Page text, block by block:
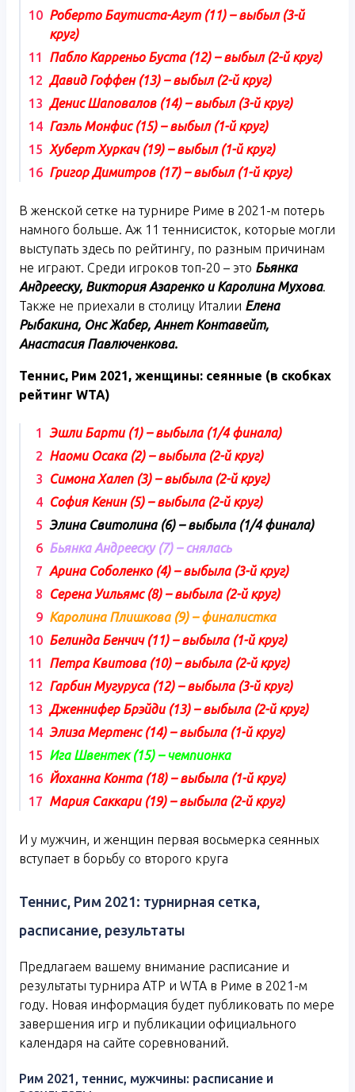
Роберто Баутиста-Агут (11) – выбыл (3-й
круг)
Пабло Карреньо Буста (12) – выбыл (2-й круг)
Давид Гоффен (13) – выбыл (2-й круг)
Денис Шаповалов (14) – выбыл (3-й круг)
Гаэль Монфис (15) – выбыл (1-й круг)
Хуберт Хуркач (19) – выбыл (1-й круг)
Григор Димитров (17) – выбыл (1-й круг)
В женской сетке на турнире Риме в 2021-м потерь
намного больше. Аж 11 теннисисток, которые могли
выступать здесь по рейтингу, по разным причинам
не играют. Среди игроков топ-20 – это Бьянка
Андрееску, Виктория Азаренко и Каролина Мухова.
Также не приехали в столицу Италии Елена
Рыбакина, Онс Жабер, Аннет Контавейт,
Анастасия Павлюченкова.
Теннис, Рим 2021, женщины: сеянные (в скобках
рейтинг WTA)
Эшли Барти (1) – выбыла (1/4 финала)
Наоми Осака (2) – выбыла (2-й круг)
Симона Халеп (3) – выбыла (2-й круг)
София Кенин (5) – выбыла (2-й круг)
Элина Свитолина (6) – выбыла (1/4 финала)
Бьянка Андрееску (7) – снялась
Арина Соболенко (4) – выбыла (3-й круг)
Серена Уильямс (8) – выбыла (2-й круг)
Каролина Плишкова (9) – финалистка
Белинда Бенчич (11) – выбыла (1-й круг)
Петра Квитова (10) – выбыла (2-й круг)
Гарбин Мугуруса (12) – выбыла (3-й круг)
Дженнифер Брэйди (13) – выбыла (2-й круг)
Элиза Мертенс (14) – выбыла (1-й круг)
Ига Швентек (15) – чемпионка
Йоханна Конта (18) – выбыла (1-й круг)
Мария Саккари (19) – выбыла (2-й круг)
И у мужчин, и женщин первая восьмерка сеянных
вступает в борьбу со второго круга
Теннис, Рим 2021: турнирная сетка,
расписание, результаты
Предлагаем вашему внимание расписание и
результаты турнира ATP и WTA в Риме в 2021-м
году. Новая информация будет публиковать по мере
завершения игр и публикации официального
календаря на сайте соревнований.
Рим 2021, теннис, мужчины: расписание и